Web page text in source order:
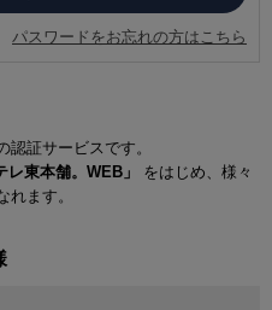
パスワードをお忘れの方はこちら
認証サービスです。
レ東本舗。WEB」 をはじめ、様々
ます。